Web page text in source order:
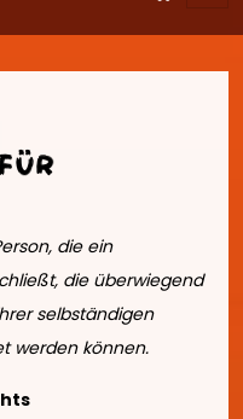
die ein
die überwiegend
selbständigen
werden können.